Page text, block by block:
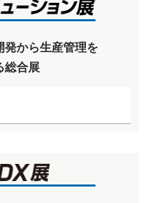
発から生産管理を
総合展